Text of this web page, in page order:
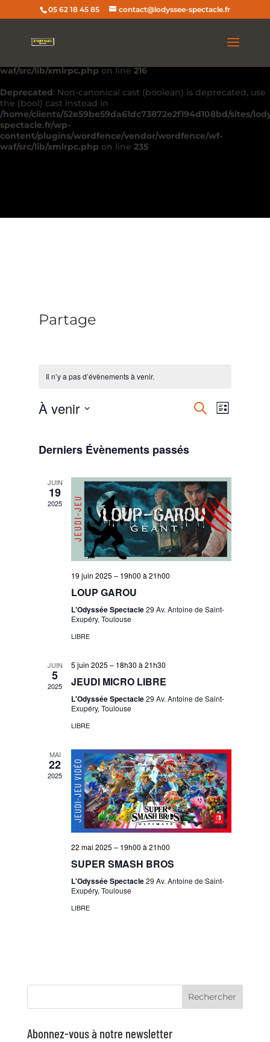
Deprecated: Non-canonical cast (double) is deprecated, use
/home/clients/52e59be59da61dc73872e2f194d108bd/sites/
spectacle.fr/wp-
waf/src/lib/xmlrpc.phpon line216
Deprecated: Non-canonical cast (boolean) is deprecated, use
the (bool) cast instead in
/home/clients/52e59be59da61dc73872e2f194d108bd/sites/
spectacle.fr/wp-
content/plugins/wordfence/vendor/wordfence/wf-
waf/src/lib/xmlrpc.php on line 235
05 62 18 45 85 contact@lodyssee-spectacle.fr
Partage
Il n’y a pas d’évènements à venir.
Recherche
vues
Évènements
Recherche
Liste
À venir
date.
Derniers Évènements passés
JUIN
19
2025
19 juin 2025 – 19h00 à21h00
LOUP GAROU
L'Odyssée Spectacle29 Av. Antoine de Saint-
Exupéry, Toulouse
LIBRE
JUIN
5
2025
5 juin 2025 – 18h30 à21h30
JEUDI MICRO LIBRE
L'Odyssée Spectacle29 Av. Antoine de Saint-
Exupéry, Toulouse
LIBRE
MAI
22
2025
22 mai 2025 – 19h00 à21h00
SUPER SMASH BROS
L'Odyssée Spectacle29 Av. Antoine de Saint-
Exupéry, Toulouse
LIBRE
Rechercher
Abonnez-vous à notre newsletter